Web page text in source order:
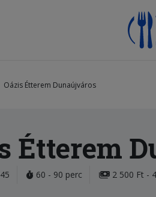
Oázis Étterem Dunaújváros
Étterem
60 - 90 perc 2 500 Ft -